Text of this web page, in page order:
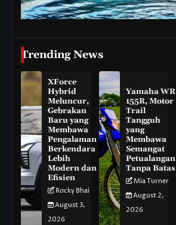
Trending News
XForce
Hybrid
Meluncur,
Gebrakan
Baru yang
Membawa
Pengalaman
Berkendara
Lebih
Modern dan
Efisien
Rocky Bhai
August 3,
2026
Yamaha WR
155R, Motor
Trail
Tangguh
yang
Membawa
Semangat
Petualangan
Tanpa Batas
Mia Turner
August 2,
2026